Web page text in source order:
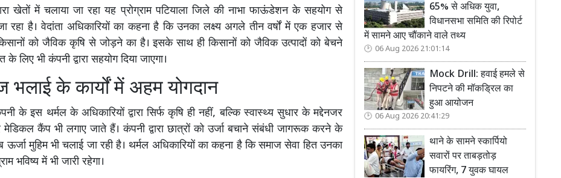
खेतों में चलाया जा रहा यह प्रोग्राम पटियाला जिले की नाभा फाऊंडेशन के सहयोग से
रहा है। वेदांता अधिकारियों का कहना है कि उनका लक्ष्य अगले तीन वर्षों में एक हजार से
को जैविक कृषि से जोड़ने का है। इसके साथ ही किसानों को जैविक उत्पादों को बेचने
के लिए भी कंपनी द्वारा सहयोग दिया जाएगा।
भलाई के कार्यों में अहम योगदान
के इस थर्मल के अधिकारियों द्वारा सिर्फ कृषि ही नहीं, बल्कि स्वास्थ्य सुधार के मद्देनजर
कैंप भी लगाए जाते हैं। कंपनी द्वारा छात्रों को उर्जा बचाने संबंधी जागरूक करने के
ऊर्जा मुहिम भी चलाई जा रही है। थर्मल अधिकारियों का कहना है कि समाज सेवा हित उनका
भविष्य में भी जारी रहेगा।
65% से अधिक युवा,
विधानसभा समिति की रिपोर्ट
में सामने आए चौंकाने वाले तथ्य
06 Aug 2026 21:01:14
Mock Drill: हवाई हमले से
निपटने की मॉकड्रिल का
हुआ आयोजन
06 Aug 2026 20:41:29
थाने के सामने स्कार्पियो
सवारों पर ताबड़तोड़
फायरिंग, 7 युवक घायल